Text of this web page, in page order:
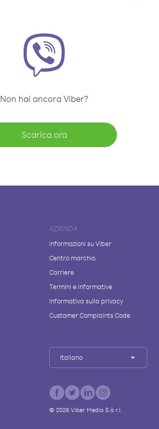
Non hai ancora Viber?
Scarica ora
AZIENDA
Informazioni su Viber
Centro marchio
Carriere
Termini e informative
Informativa sulla privacy
Customer Complaints Code
Italiano
© 2026Viber Media S.à r.l.